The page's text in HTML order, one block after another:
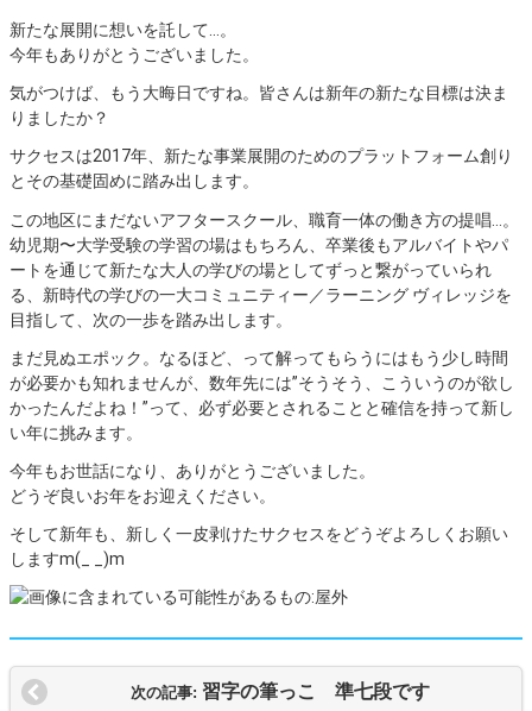
新たな展開に想いを託して…。
今年もありがとうございました。
気がつけば、もう大晦日ですね。皆さんは新年の新たな目標は決ま
りましたか？
サクセスは2017年、新たな事業展開のためのプラットフォーム創り
とその基礎固めに踏み出します。
この地区にまだないアフタースクール、職育一体の働き方の提唱…。
幼児期〜大学受験の学習の場はもちろん、卒業後もアルバイトやパ
ートを通じて新たな大人の学びの場としてずっと繋がっていられ
る、新時代の学びの一大コミュニティー／ラーニング ヴィレッジを
目指して、次の一歩を踏み出します。
まだ見ぬエポック。なるほど、って解ってもらうにはもう少し時間
が必要かも知れませんが、数年先には”そうそう、こういうのが欲し
かったんだよね！”って、必ず必要とされることと確信を持って新し
い年に挑みます。
今年もお世話になり、ありがとうございました。
どうぞ良いお年をお迎えください。
そして新年も、新しく一皮剥けたサクセスをどうぞよろしくお願い
しますm(_ _)m
次の記事: 習字の筆っこ 準七段です